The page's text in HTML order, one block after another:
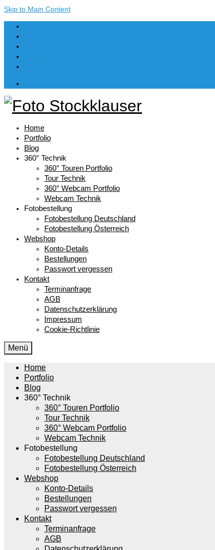
Skip to Main Content
Home
Portfolio
Blog
360° Technik
360° Touren Portfolio
Tour Technik
360° Webcam Portfolio
Webcam Technik
Fotobestellung
Fotobestellung Deutschland
Fotobestellung Österreich
Webshop
Konto-Details
Bestellungen
Passwort vergessen
Kontakt
Terminanfrage
AGB
Datenschutzerklärung
Impressum
Cookie-Richtlinie
Menü
Home
Portfolio
Blog
360° Technik
360° Touren Portfolio
Tour Technik
360° Webcam Portfolio
Webcam Technik
Fotobestellung
Fotobestellung Deutschland
Fotobestellung Österreich
Webshop
Konto-Details
Bestellungen
Passwort vergessen
Kontakt
Terminanfrage
AGB